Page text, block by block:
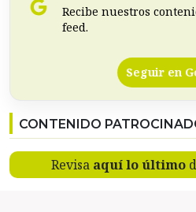
Recibe nuestros
feed.
Seguir en
CONTENIDO
Revisa aquí lo último